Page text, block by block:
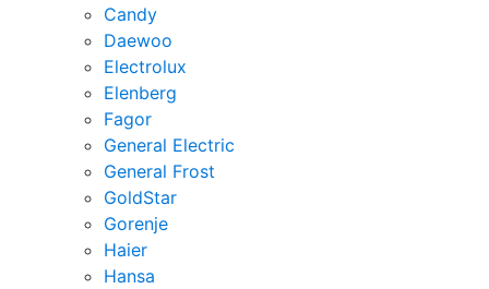
Candy
Daewoo
Electrolux
Elenberg
Fagor
General Electric
General Frost
GoldStar
Gorenje
Haier
Hansa